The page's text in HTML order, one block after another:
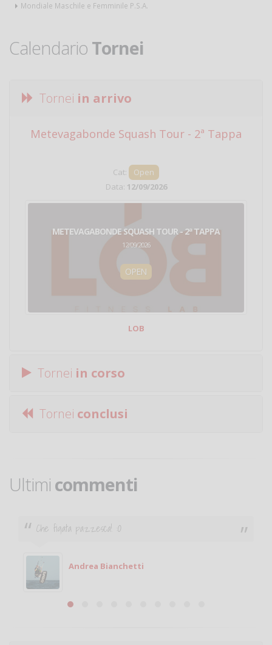
Mondiale Maschile e Femminile P.S.A.
Calendario Tornei
Tornei in arrivo
Metevagabonde Squash Tour - 2ª Tappa
Cat:
Open
Data: 12/09/2026
METEVAGABONDE SQUASH TOUR - 2ª TAPPA
12/09/2026
OPEN
LOB
Tornei in corso
Tornei conclusi
Ultimi commenti
Che figata pazzesca! :O
Andrea Bianchetti